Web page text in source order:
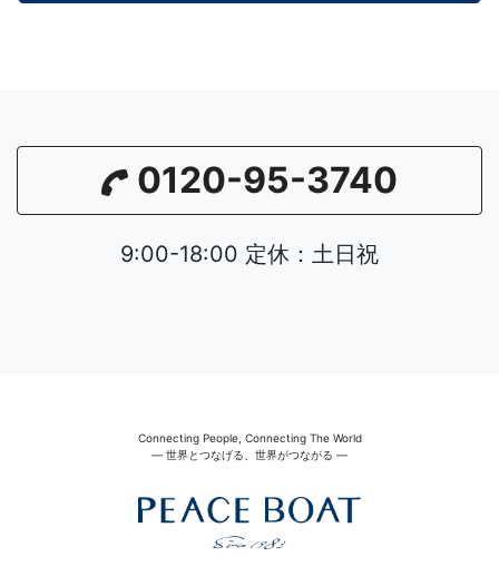
0120-95-3740
9:00-18:00 定休：土日祝
Connecting People, Connecting The World
― 世界とつなげる、世界がつながる ―